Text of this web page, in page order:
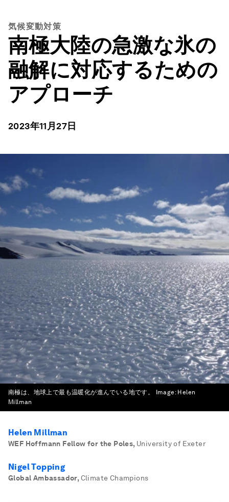
気候変動対策
南極大陸の急激な氷の
融解に対応するための
アプローチ
2023年11月27日
南極は、地球上で最も温暖化が進んでいる地です。 Image: Helen
Millman
Helen Millman
WEF Hoffmann Fellow for the Poles, University of Exeter
Nigel Topping
Global Ambassador, Climate Champions